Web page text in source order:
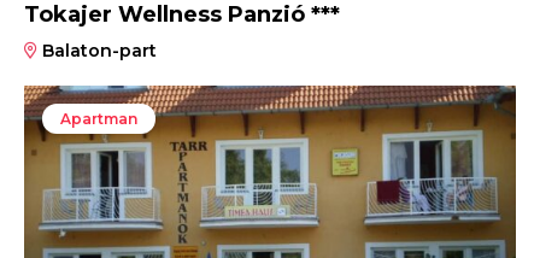
Tokajer Wellness Panzió ***
Balaton-part
Apartman